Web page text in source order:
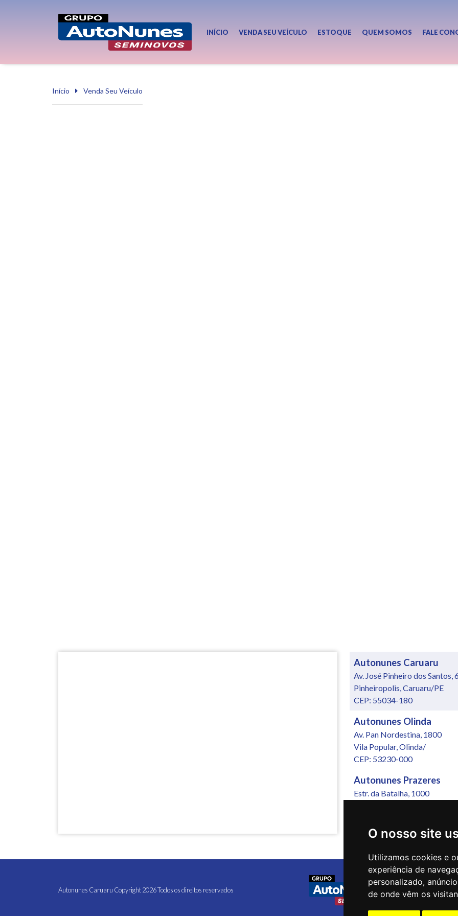
O nosso site
Utilizamos cookies e
experiência de
personalizado,
de onde vêm os
INÍCIO VENDA SEU VEÍCULO ESTOQUE QUEM SOMOS FALE
Início Venda Seu Veículo
Autonunes Caruaru
Av. José Pinheiro dos Santos,
Pinheiropolis, Caruaru/PE
CEP: 55034-180
Autonunes Olinda
Av. Pan Nordestina, 1800
Vila Popular, Olinda/
CEP: 53230-000
Autonunes Prazeres
Estr. da Batalha, 1000
Auto Oriente Recife
Av. Norte Miguel Arraes de
Espinheiro, Recife/PE
CEP: 52021-000
Caxangá Veículos
Av. Caxangá, 4251
Autonunes Caruaru Copyright 2026 Todos os direitos reservados